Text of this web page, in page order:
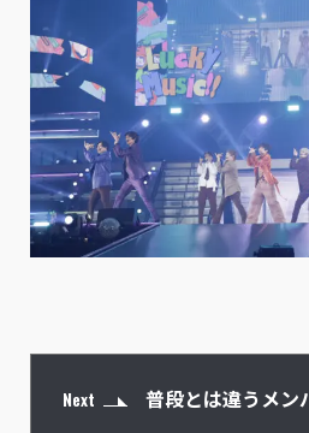
Next 普段とは違うメ